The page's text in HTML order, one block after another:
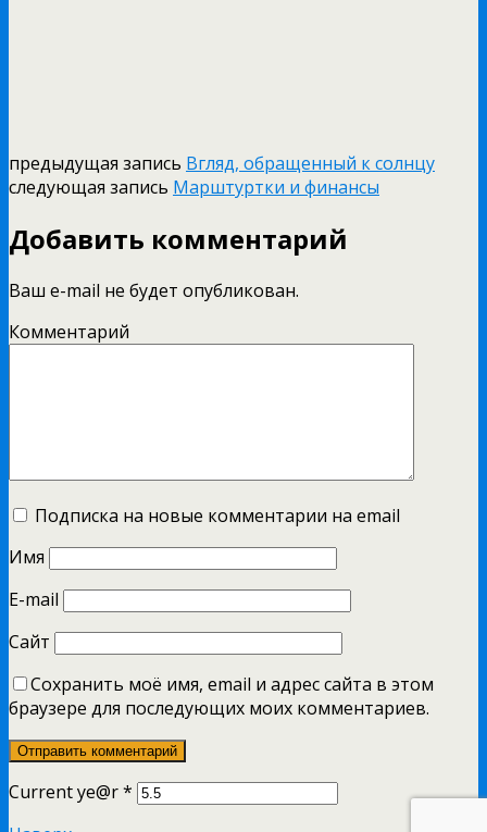
предыдущая запись Вгляд, обращенный к солнцу
следующая запись Марштуртки и финансы
Добавить комментарий
Ваш e-mail не будет опубликован.
Комментарий
Подписка на новые комментарии на email
Имя
E-mail
Сайт
Сохранить моё имя, email и адрес сайта в этом
браузере для последующих моих комментариев.
Current ye@r*